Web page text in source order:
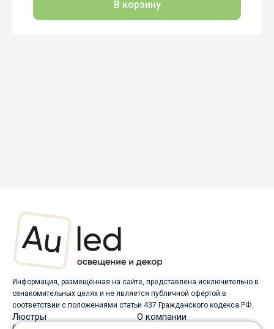
В корзину
Информация, размещённая на сайте, представлена исключительно в
ознакомительных целях и не является публичной офертой в
соответствии с положениями статьи 437 Гражданского кодекса РФ.
Люстры
О компании